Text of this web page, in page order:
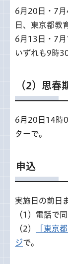
6月20日・7
日、東京都教
6月13日・7月
いずれも9時
（2）思春
6月20日14時
ターで。
申込
実施日の前日
（1）電話で
（2）
「東京
ジで。